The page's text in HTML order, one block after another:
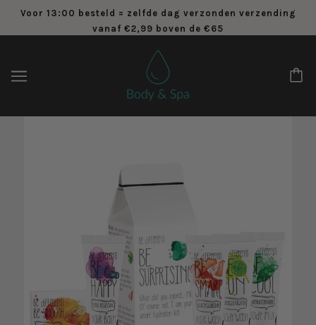
Voor 13:00 besteld = zelfde dag verzonden verzending
vanaf €2,99 boven de €65